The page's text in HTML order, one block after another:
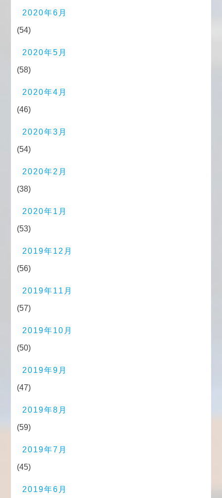
2020年6月
(54)
2020年5月
(58)
2020年4月
(46)
2020年3月
(54)
2020年2月
(38)
2020年1月
(53)
2019年12月
(56)
2019年11月
(57)
2019年10月
(50)
2019年9月
(47)
2019年8月
(59)
2019年7月
(45)
2019年6月